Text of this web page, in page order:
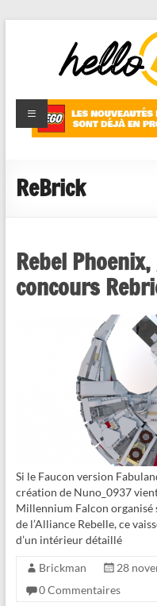
HelloBricks
Blog LEGO,
nouveaut�s
reviews
ReBrick
Rebel
concours
Si le Faucon version
création de Nuno_0937
Millennium Falcon organisé
de l’Alliance Rebelle, ce
d’un intérieur détaillé
Brickman 28
0 Commentaires